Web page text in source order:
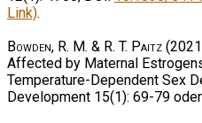
Link).
Bowden, R. M. & R. T. Paitz
Affected by Maternal
Temperature-Dependent Sex
Development 15(1): 69-79 oder